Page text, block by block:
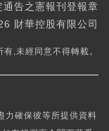
告之憲報刊登報章
財華控股有限公司
,未經同意不得轉載。
力確保彼等所提供資料